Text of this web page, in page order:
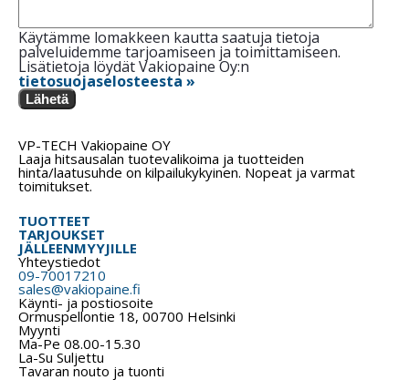
Käytämme lomakkeen kautta saatuja tietoja
palveluidemme tarjoamiseen ja toimittamiseen.
Lisätietoja löydät Vakiopaine Oy:n
tietosuojaselosteesta »
Lähetä
VP-TECH Vakiopaine OY
Laaja hitsausalan tuotevalikoima ja tuotteiden
hinta/laatusuhde on kilpailukykyinen. Nopeat ja varmat
toimitukset.
TUOTTEET
TARJOUKSET
JÄLLEENMYYJILLE
Yhteystiedot
09-70017210
sales@vakiopaine.fi
Käynti- ja postiosoite
Ormuspellontie 18, 00700 Helsinki
Myynti
Ma-Pe 08.00-15.30
La-Su Suljettu
Tavaran nouto ja tuonti